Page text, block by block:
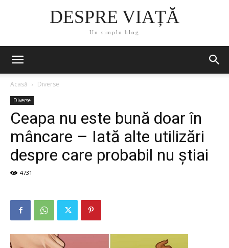
DESPRE VIAȚĂ
Un simplu blog
Acasă Diverse
Diverse
Ceapa nu este bună doar în
mâncare – Iată alte utilizări
despre care probabil nu știai
4731